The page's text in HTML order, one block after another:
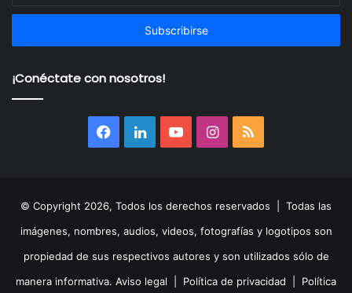
correo
¡Conéctate con nosotros!
Facebook
LinkedInYouTubeInstagram
RSS
© Copyright 2026, Todos los derechos reservados | Todas las
imágenes, nombres, audios, videos, fotografías y logotipos son
propiedad de sus respectivos autores y son utilizados sólo de
manera informativa. Aviso legal Política de privacidad Política